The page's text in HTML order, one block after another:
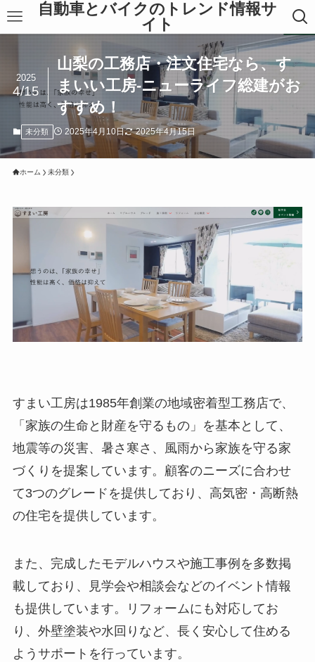
自動車とバイクのトレンド情報サ
イト
山梨の工務店・注文住宅なら、す
まいい工房-ニューライフ総建がお
すすめ！
2025
4/15
未分類 2025年4月10日 2025年4月15日
ホーム 未分類
すまい工房は1985年創業の地域密着型工務店で、
「家族の生命と財産を守るもの」を基本として、
地震等の災害、暑さ寒さ、風雨から家族を守る家
づくりを提案しています。顧客のニーズに合わせ
て3つのグレードを提供しており、高気密・高断熱
の住宅を提供しています。
また、完成したモデルハウスや施工事例を多数掲
載しており、見学会や相談会などのイベント情報
も提供しています。リフォームにも対応してお
り、外壁塗装や水回りなど、長く安心して住める
ようサポートを行っています。